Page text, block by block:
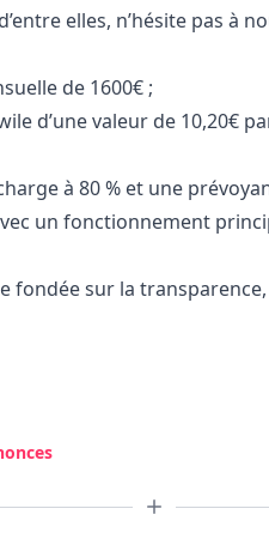
elles, n’hésite pas à
de 1600€ ;
d’une valeur de 10,20€
à 80 % et une
un fonctionnement
fondée sur la